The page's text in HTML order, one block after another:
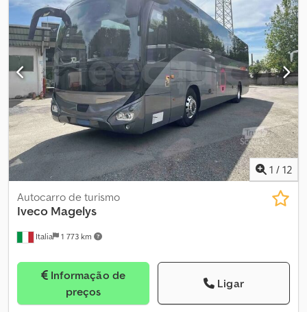
controlo de velocidade de cruzeiro, Pneus usados com mais de
metade da vida útil remanescente, de marca premium.
Informamos que os documentos deste veículo são de origem
estrangeira, pelo que, em caso de venda em Itália, os
procedimentos de nacionalização e matrícula serão da
responsabilidade do comprador. O veículo está disponível pelo
preço de Compra Já ou é possível enviar a sua proposta e iniciar
uma negociação. Dedpfx Aoyn Rqujhyowa
1 / 12
Italia 1 773 km
Autocarro de turismo
Iveco Magelys
Informação de
preços
Ligar